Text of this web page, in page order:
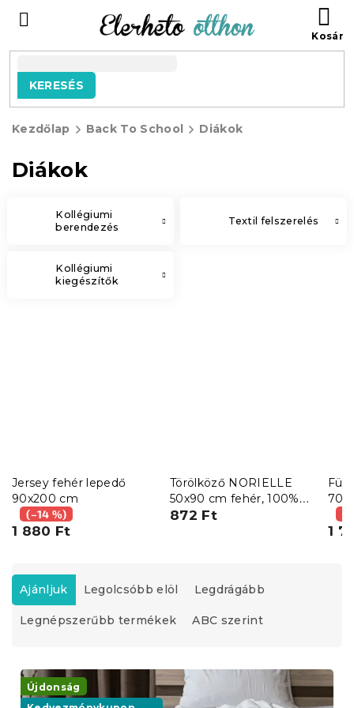
tartalomhoz
KERESÉS
Kezdőlap Back To School Diákok
Diákok
Kollégiumi
berendezés
Textil felszerelés
Kollégiumi
kiegészítők
Jersey fehér lepedő
90x200 cm
(–14 %)
1 880 Ft
Törölköző NORIELLE
50x90 cm fehér, 100%
pamut
872 Ft
1
T
e
r
m
e
k
Ajánljuk Legolcsóbb elöl Legdrágább
Legnépszerűbb termékek ABC szerint
T
Újdonság